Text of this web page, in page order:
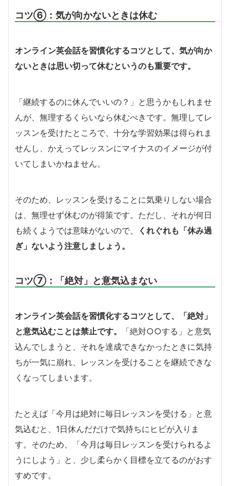
コツ⑥：気が向かないときは休む
オンライン英会話を習慣化するコツとして、気が向か
ないときは思い切って休むというのも重要です。
「継続するのに休んでいいの？」と思うかもしれませ
んが、無理するくらいなら休むべきです。無理してレ
ッスンを受けたところで、十分な学習効果は得られま
せんし、かえってレッスンにマイナスのイメージが付
いてしまいかねません。
そのため、レッスンを受けることに気乗りしない場合
は、無理せず休むのが得策です。ただし、それが何日
も続くようでは意味がないので、
くれぐれも「休み過
ぎ」ないよう注意しましょう。
コツ⑦：「絶対」と意気込まない
オンライン英会話を習慣化するコツとして、「絶対」
と意気込むことは禁止です。
「絶対○○する」と意気
込んでしまうと、それを達成できなかったときに気持
ちが一気に崩れ、レッスンを受けることを継続できな
くなってしまいます。
たとえば「今月は絶対に毎日レッスンを受ける」と意
気込むと、1日休んだだけで気持ちにヒビが入りま
す。そのため、「今月は毎日レッスンを受けられるよ
うにしよう」と、少し柔らかく目標を立てるのがおす
すめです。